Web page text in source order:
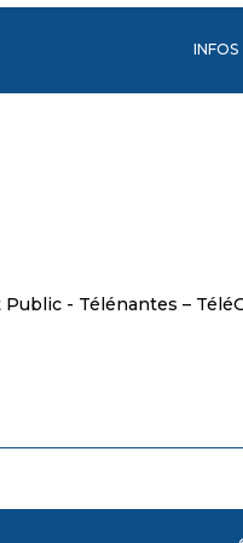
INFOS
- Télénantes –